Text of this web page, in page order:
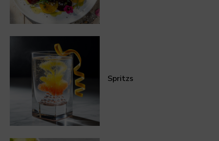
Spritzs